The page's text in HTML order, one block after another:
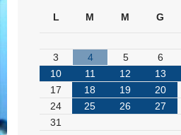
L M M G
3
4 5 6
10
11 12 13
17
18 19 20
24
25 26 27
31